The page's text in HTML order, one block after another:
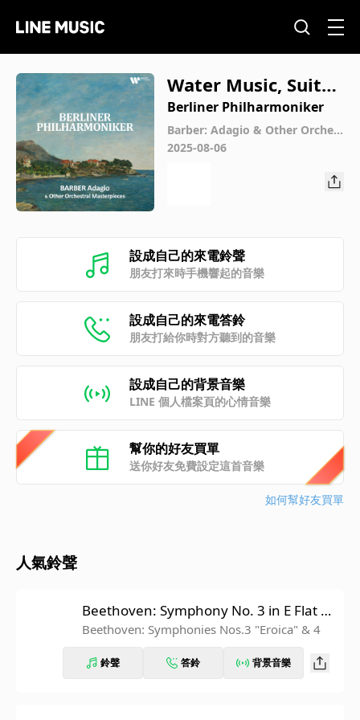
Water Music, Suite
No. 3 in G Major, H
WV 350: II. Rigaudo
n I
Berliner Philharmoniker
Barber: Adagio & Other Orchest
ral Masterpieces
2025-08-06
設成自己的來電鈴聲
朋友打來時手機響起的音樂
設成自己的來電答鈴
朋友打給你時對方聽到的音樂
設成自己的背景音樂
LINE 個人檔案頁的心情音樂
幫你的好友買單
送你好友免費設定這首音樂
如何幫好友買單
人氣鈴聲
Beethoven: Symphony No. 3 in E Flat M
ajor, Op. 55 "Eroica": IV. Finale. Allegro
Beethoven: Symphonies Nos.3 "Eroica" & 4
鈴聲 答鈴 背景音樂